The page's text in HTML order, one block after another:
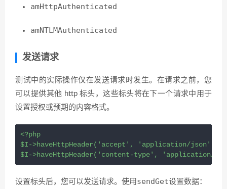
amHttpAuthenticated
amNTLMAuthenticated
发送请求
测试中的实际操作仅在发送请求时发生。在请求之前，您
可以提供其他 http 标头，这些标头将在下一个请求中用于
设置授权或预期的内容格式。
<?php
$I->haveHttpHeader( 'accept' , 'application/json'
$I->haveHttpHeader( 'content-type' , 'application/
设置标头后，您可以发送请求。使用 sendGet设置数据：